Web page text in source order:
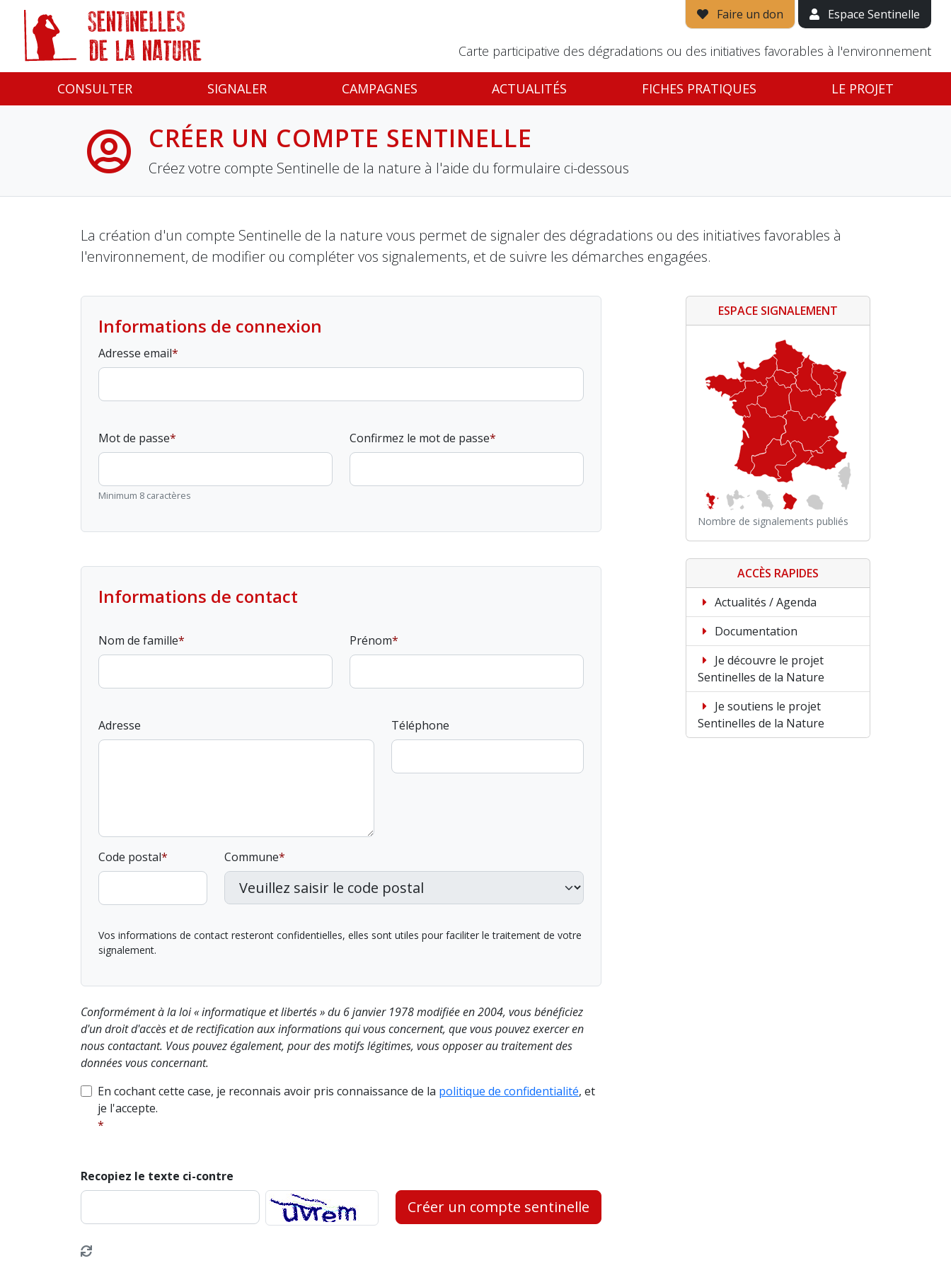
Faire un don Espace Sentinelle
Carte participative des dégradations ou des initiatives favorables à l'environnement
CONSULTER SIGNALER CAMPAGNES ACTUALITÉS FICHES PRATIQUES LE PROJET
CRÉER UN COMPTE SENTINELLE
Créez votre compte Sentinelle de la nature à l'aide du formulaire ci-dessous
La création d'un compte Sentinelle de la nature vous permet de signaler des dégradations ou des initiatives favorables à
l'environnement, de modifier ou compléter vos signalements, et de suivre les démarches engagées.
Informations de connexion
Adresse email
Mot de passe
Minimum 8 caractères
Confirmez le mot de passe
Informations de contact
Nom de famille Prénom
Adresse Téléphone
Code postal Commune
Vos informations de contact resteront confidentielles, elles sont utiles pour faciliter le traitement de votre
signalement.
Conformément à la loi « informatique et libertés » du 6 janvier 1978 modifiée en 2004, vous bénéficiez
d'un droit d'accès et de rectification aux informations qui vous concernent, que vous pouvez exercer en
nous contactant. Vous pouvez également, pour des motifs légitimes, vous opposer au traitement des
données vous concernant.
En cochant cette case, je reconnais avoir pris connaissance de la politique de confidentialité, et
je l'accepte.
Recopiez le texte ci-contre
Créer un compte sentinelle
ESPACE SIGNALEMENT
Nombre de signalements publiés
ACCÈS RAPIDES
Actualités / Agenda
Documentation
Je découvre le projet
Sentinelles de la Nature
Je soutiens le projet
Sentinelles de la Nature
Panneau de gestion des cookies